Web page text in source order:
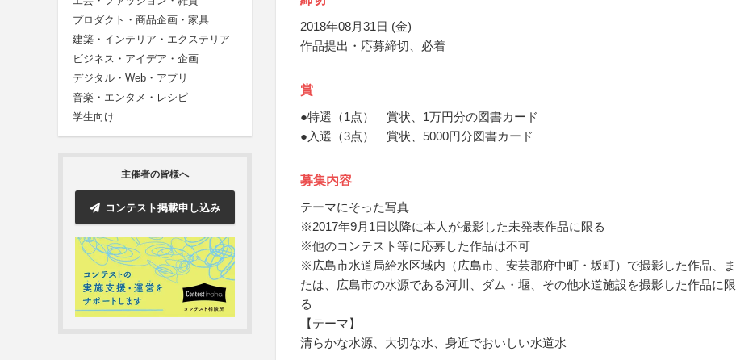
プロダクト・商品企画・家具
建築・インテリア・エクステリア
ビジネス・アイデア・企画
デジタル・Web・アプリ
音楽・エンタメ・レシピ
学生向け
主催者の皆様へ
コンテスト掲載申し込み
2018年08月31日 (金)
作品提出・応募締切、必着
賞
●特選（1点） 賞状、1万円分の図書カード
●入選（3点） 賞状、5000円分図書カード
募集内容
テーマにそった写真
※2017年9月1日以降に本人が撮影した未発表作品に限る
※他のコンテスト等に応募した作品は不可
※広島市水道局給水区域内（広島市、安芸郡府中町・坂町）で撮影した作品、ま
たは、広島市の水源である河川、ダム・堰、その他水道施設を撮影した作品に限
る
【テーマ】
清らかな水源、大切な水、身近でおいしい水道水